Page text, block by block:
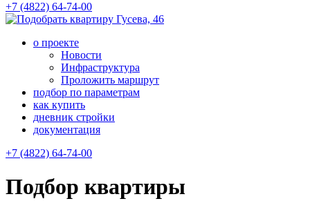
+7 (4822) 64-74-00
Гусева, 46
о проекте
Новости
Инфраструктура
Проложить маршрут
подбор по параметрам
как купить
дневник стройки
документация
+7 (4822) 64-74-00
Подбор квартиры